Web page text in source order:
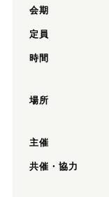
会期
定員
時間
場所
主催
共催・協力